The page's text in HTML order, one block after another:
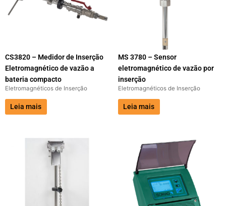
CS3820 – Medidor de Inserção
Eletromagnético de vazão a
bateria compacto
Eletromagnéticos de Inserção
Leia mais
MS 3780 – Sensor
eletromagnético de vazão por
inserção
Eletromagnéticos de Inserção
Leia mais